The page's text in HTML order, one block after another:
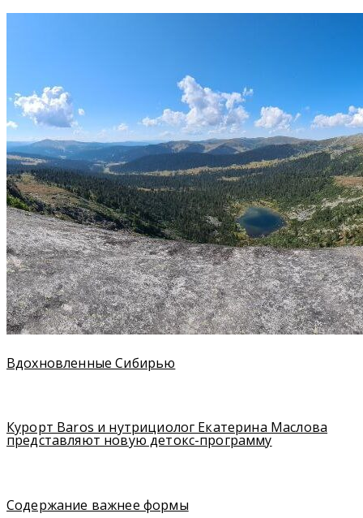
Вдохновленные Сибирью
Курорт Baros и нутрициолог Екатерина Маслова
представляют новую детокс-программу
Содержание важнее формы